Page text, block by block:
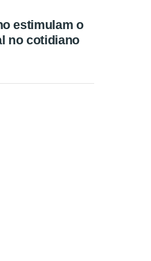
estimulam o
no cotidiano